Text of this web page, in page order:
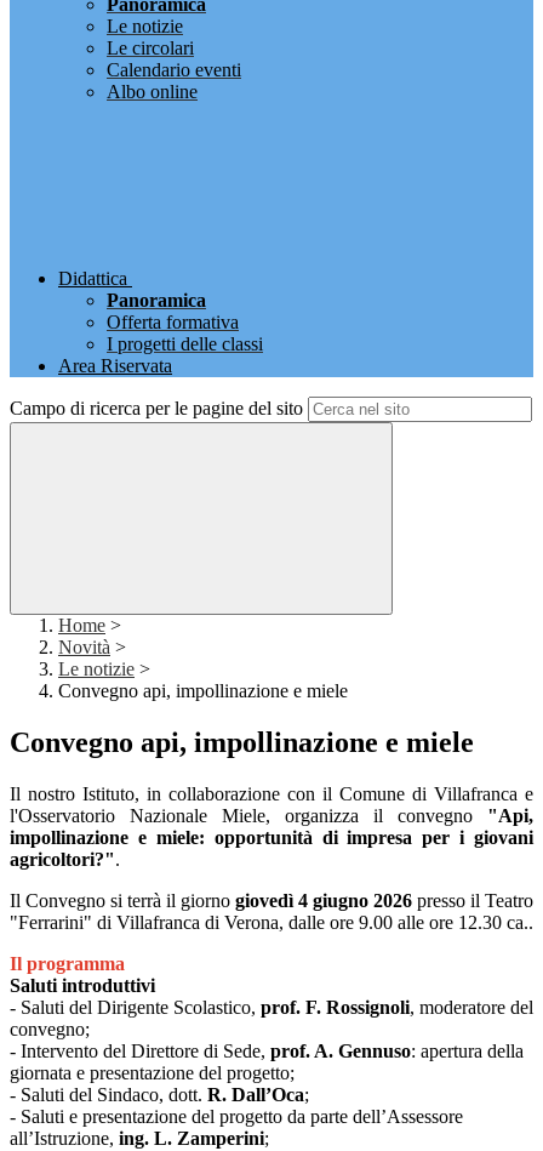
Panoramica
Le notizie
Le circolari
Calendario eventi
Albo online
Didattica
Panoramica
Offerta formativa
I progetti delle classi
Area Riservata
Campo di ricerca per le pagine del sito
Home >
Novità >
Le notizie >
Convegno api, impollinazione e miele
Convegno api, impollinazione e miele
Il nostro Istituto, in collaborazione con il Comune di Villafranca e
l'Osservatorio Nazionale Miele, organizza il convegno "Api,
impollinazione e miele: opportunità di impresa per i giovani
agricoltori?".
Il Convegno si terrà il giorno giovedì 4 giugno 2026 presso il Teatro
"Ferrarini" di Villafranca di Verona, dalle ore 9.00 alle ore 12.30 ca..
Il programma
Saluti introduttivi
- Saluti del Dirigente Scolastico, prof. F. Rossignoli, moderatore del
convegno;
- Intervento del Direttore di Sede, prof. A. Gennuso: apertura della
giornata e presentazione del progetto;
- Saluti del Sindaco, dott. R. Dall’Oca;
- Saluti e presentazione del progetto da parte dell’Assessore
all’Istruzione, ing. L. Zamperini;